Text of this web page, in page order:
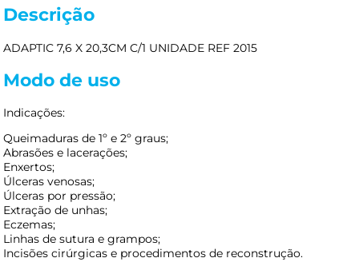
Descrição
ADAPTIC 7,6 X 20,3CM C/1 UNIDADE REF 2015
Modo de uso
Indicações:
Queimaduras de 1º e 2º graus;
Abrasões e lacerações;
Enxertos;
Úlceras venosas;
Úlceras por pressão;
Extração de unhas;
Eczemas;
Linhas de sutura e grampos;
Incisões cirúrgicas e procedimentos de reconstrução.